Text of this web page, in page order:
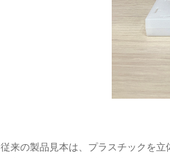
従来の製品見本は、プラスチックを